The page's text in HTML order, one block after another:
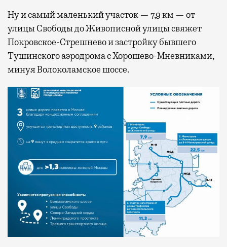
Ну и самый маленький участок — 7,9 км — от
улицы Свободы до Живописной улицы свяжет
Покровское-Стрешнево и застройку бывшего
Тушинского аэродрома с Хорошево-Мневниками,
минуя Волоколамское шоссе.